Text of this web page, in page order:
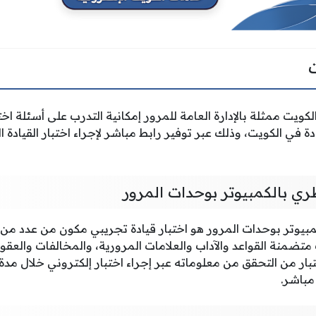
ممثلة بالإدارة العامة للمرور إمكانية التدرب على أسئلة
الكويت، وذلك عبر توفير رابط مباشر لإجراء اختبار القيادة
بالكمبيوتر بوحدات المرور
بوحدات المرور هو اختبار قيادة تجريبي مكون من عدد
القواعد والآداب والعلامات المرورية، والمخالفات
من التحقق من معلوماته عبر إجراء اختبار إلكتروني خلال